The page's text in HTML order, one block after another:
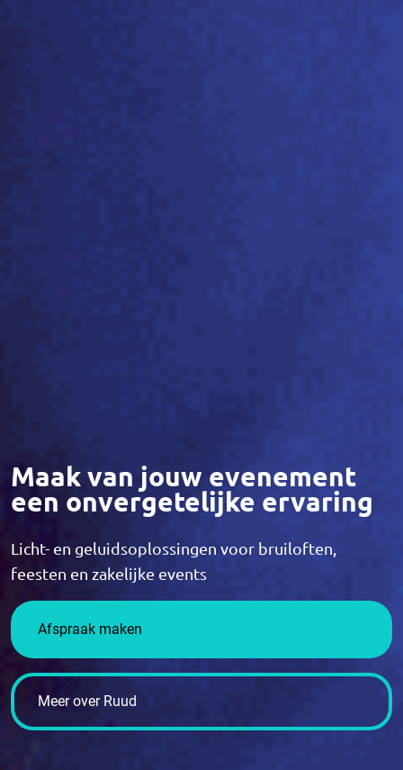
Maak van jouw evenement
een onvergetelijke ervaring
Licht- en geluidsoplossingen voor bruiloften,
feesten en zakelijke events
Afspraak maken
Meer over Ruud